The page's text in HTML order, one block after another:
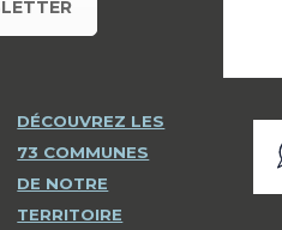
DÉCOUVREZ LES
73 COMMUNES
DE NOTRE
TERRITOIRE